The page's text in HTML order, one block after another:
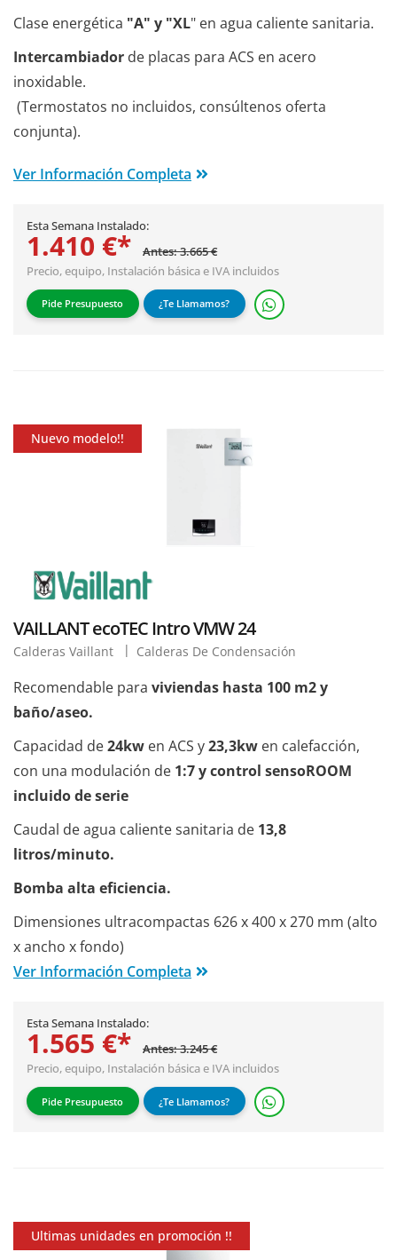
Clase energética "A" y "XL" en agua caliente sanitaria.
Intercambiador de placas para ACS en acero
inoxidable.
(Termostatos no incluidos, consúltenos oferta
conjunta).
Ver Información Completa
Esta Semana Instalado:
1.410 €*
Antes: 3.665 €
Precio, equipo, Instalación básicae IVA incluidos
Pide Presupuesto ¿Te Llamamos?
Nuevo modelo!!
VAILLANT ecoTEC Intro VMW 24
Calderas Vaillant Calderas De Condensación
Recomendable para viviendas hasta 100 m2 y
baño/aseo.
Capacidad de24kw en ACS y23,3kw en calefacción,
con una modulación de 1:7 y control sensoROOM
incluido de serie
Caudal de agua caliente sanitaria de 13,8
litros/minuto.
Bomba alta eficiencia.
Dimensiones ultracompactas 626 x 400 x 270 mm (alto
x ancho x fondo)
Ver Información Completa
Esta Semana Instalado:
1.565 €*
Antes: 3.245 €
Precio, equipo, Instalación básicae IVA incluidos
Pide Presupuesto ¿Te Llamamos?
Ultimas unidades en promoción !!